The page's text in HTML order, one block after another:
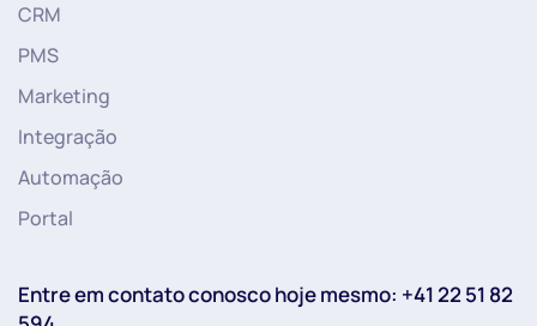
CRM
PMS
Marketing
Integração
Automação
Portal
Entre em contato conosco hoje mesmo: +41 22 51 82